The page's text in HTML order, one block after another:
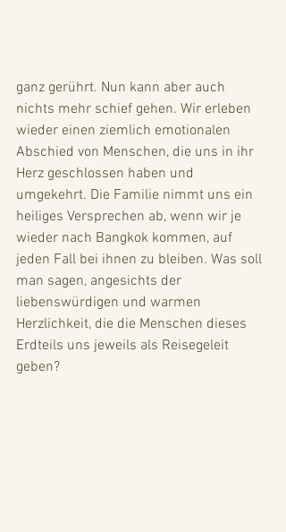
ganz gerührt. Nun kann aber auch
nichts mehr schief gehen. Wir erleben
wieder einen ziemlich emotionalen
Abschied von Menschen, die uns in ihr
Herz geschlossen haben und
umgekehrt. Die Familie nimmt uns ein
heiliges Versprechen ab, wenn wir je
wieder nach Bangkok kommen, auf
jeden Fall bei ihnen zu bleiben. Was soll
man sagen, angesichts der
liebenswürdigen und warmen
Herzlichkeit, die die Menschen dieses
Erdteils uns jeweils als Reisegeleit
geben?